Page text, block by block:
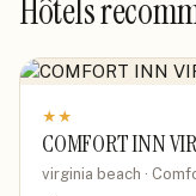
Hôtels
★ ★
COMFORT INN
virginia beach ·